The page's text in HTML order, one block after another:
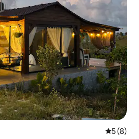
5 de
5 (8)